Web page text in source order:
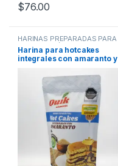
$76.00
HARINAS PREPARADAS PARA
HOTCAKES (CONTIENEN
GLUTEN)
Harina para hotcakes
integrales con amaranto y